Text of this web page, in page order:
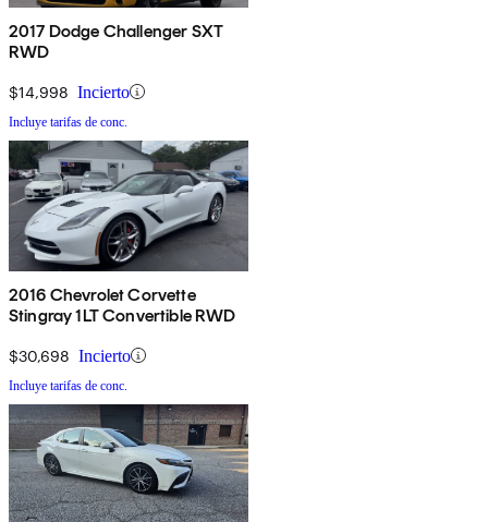
2017 Dodge Challenger SXT
RWD
$14,998 Incierto
Incluye tarifas de conc.
2016 Chevrolet Corvette
Stingray 1LT Convertible RWD
$30,698 Incierto
Incluye tarifas de conc.